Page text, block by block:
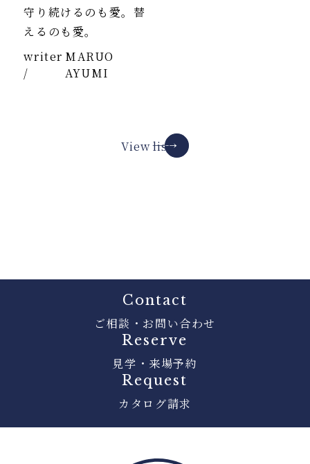
守り続けるのも愛。替
えるのも愛。
writer
/
MARUO
AYUMI
View list
Contact
ご相談・お問い合わせ
Reserve
見学・来場予約
Request
カタログ請求